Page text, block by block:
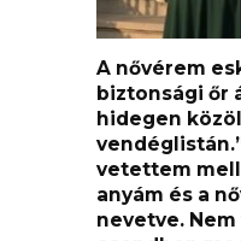
A nővérem
biztonsági őr
hidegen
vetettem
anyám és a
nevetve.